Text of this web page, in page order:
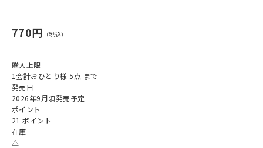
770円
購入上限
1会計おひとり様 5点 まで
発売日
2026年9月頃発売予定
ポイント
21 ポイント
在庫
△